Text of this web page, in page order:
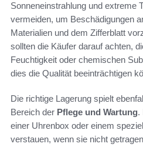
Sonneneinstrahlung und extreme
vermeiden, um Beschädigungen
Materialien und dem Zifferblatt
sollten die Käufer darauf achten,
Feuchtigkeit oder chemischen
dies die Qualität beeinträchtigen
Die richtige Lagerung spielt
Bereich der Pflege und Wartung.
einer Uhrenbox oder einem
verstauen, wenn sie nicht